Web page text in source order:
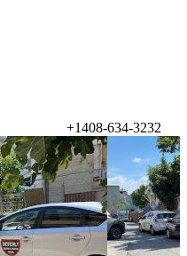
+1408-634-3232